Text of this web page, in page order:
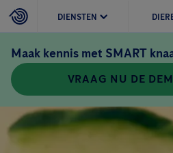
DIENSTEN
Maak kennis met SMART
VRAAG NU DE